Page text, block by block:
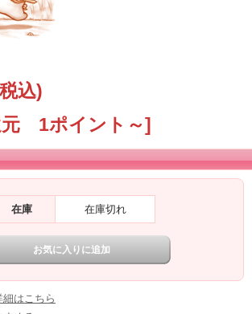
込)
元 1ポイント～]
在庫 在庫切れ
はこちら